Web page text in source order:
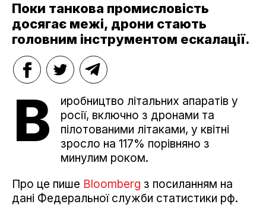
Поки танкова промисловість
досягає межі, дрони стають
головним інструментом ескалації.
В
иробництво літальних апаратів у
росії, включно з дронами та
пілотованими літаками, у квітні
зросло на 117% порівняно з
минулим роком.
Про це пише Bloomberg з посиланням на
дані Федеральної служби статистики рф.